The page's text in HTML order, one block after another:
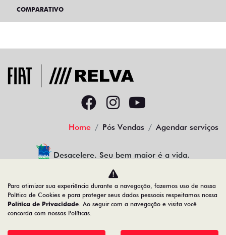
COMPARATIVO
Home Pós Vendas Agendar serviços
Desacelere. Seu bem maior é a vida.
RELVA VEICULOS LTDA
39.283.528/0001-50
Para otimizar sua experiência durante a navegação, fazemos uso de nossa
Política de Cookies e para proteger seus dados pessoais respeitamos nossa
Política de Privacidade. Ao seguir com a navegação e visita você
concorda com nossas Políticas.